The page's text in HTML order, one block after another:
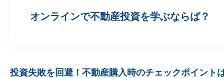
オンラインで不動産投資を学ぶならば？
投資失敗を回避！不動産購入時のチェックポイント